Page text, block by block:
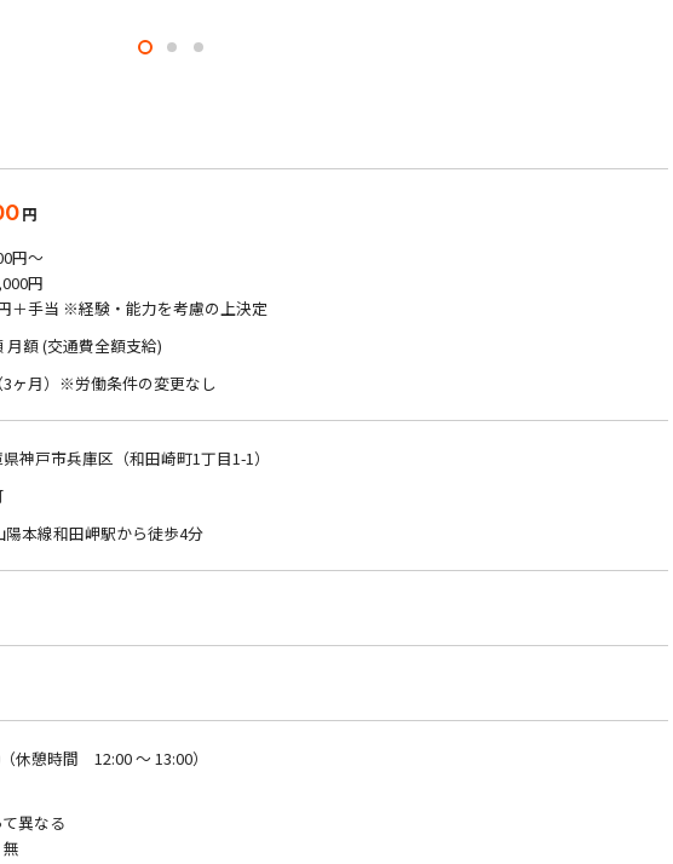
円
円～
円
＋手当 ※経験・能力を考慮の上決定
月額 (交通費全額支給)
ヶ月）※労働条件の変更なし
県神戸市兵庫区（和田崎町1丁目1-1）
陽本線和田岬駅から徒歩4分
休憩時間 12:00 ～ 13:00）
異なる